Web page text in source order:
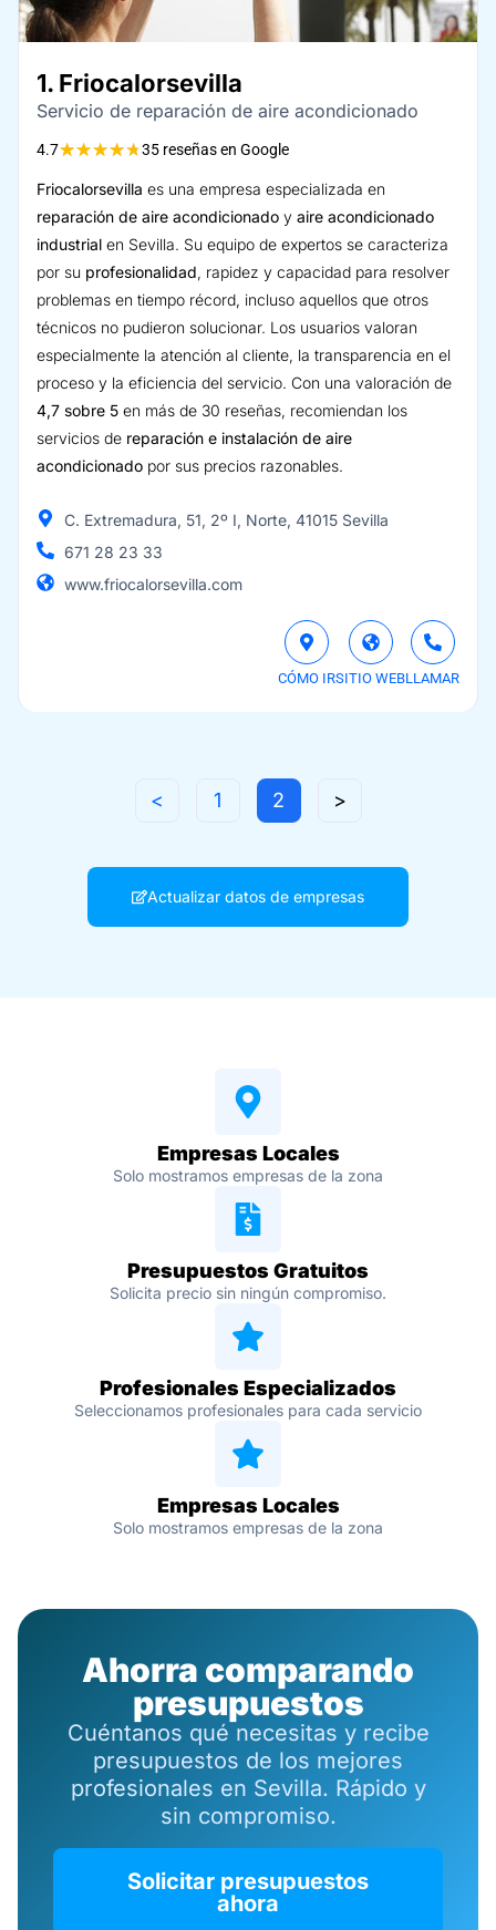
Friocalorsevilla
Servicio de reparación de aire acondicionado
4.7★★★★★35 reseñas en Google
Friocalorsevilla es una empresa especializada en
reparación de aire acondicionado y aire acondicionado
industrial en Sevilla. Su equipo de expertos se caracteriza
por su profesionalidad, rapidez y capacidad para resolver
problemas en tiempo récord, incluso aquellos que otros
técnicos no pudieron solucionar. Los usuarios valoran
especialmente la atención al cliente, la transparencia en el
proceso y la eficiencia del servicio. Con una valoración de
4,7 sobre 5 en más de 30 reseñas, recomiendan los
servicios de reparación e instalación de aire
acondicionado por sus precios razonables.
C. Extremadura, 51, 2º I, Norte, 41015 Sevilla
671 28 23 33
www.friocalorsevilla.com
CÓMO IRSITIO WEBLLAMAR
< 1 2 >
Actualizar datos de empresas
Empresas Locales
Solo mostramos empresas de la zona
Presupuestos Gratuitos
Solicita precio sin ningún compromiso.
Profesionales Especializados
Seleccionamos profesionales para cada servicio
Empresas Locales
Solo mostramos empresas de la zona
Ahorra comparando
presupuestos
Cuéntanos qué necesitas y recibe
presupuestos de los mejores
profesionales en Sevilla. Rápido y
sin compromiso.
Solicitar presupuestos
ahora